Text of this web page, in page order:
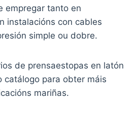
empregar tanto en
instalacións con cables
simple ou dobre.
de prensaestopas en latón
catálogo para obter máis
mariñas.